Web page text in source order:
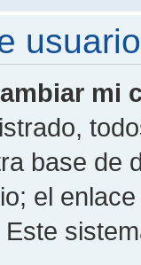
mi
base de
el